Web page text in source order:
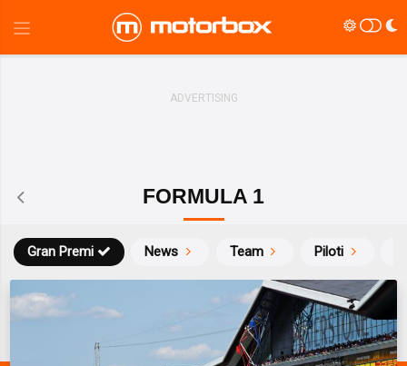
FORMULA 1
News
Gran Premi Team Piloti